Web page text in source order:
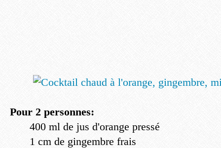
Pour 2 personnes:
400 ml de jus d'orange pressé
1 cm de gingembre frais